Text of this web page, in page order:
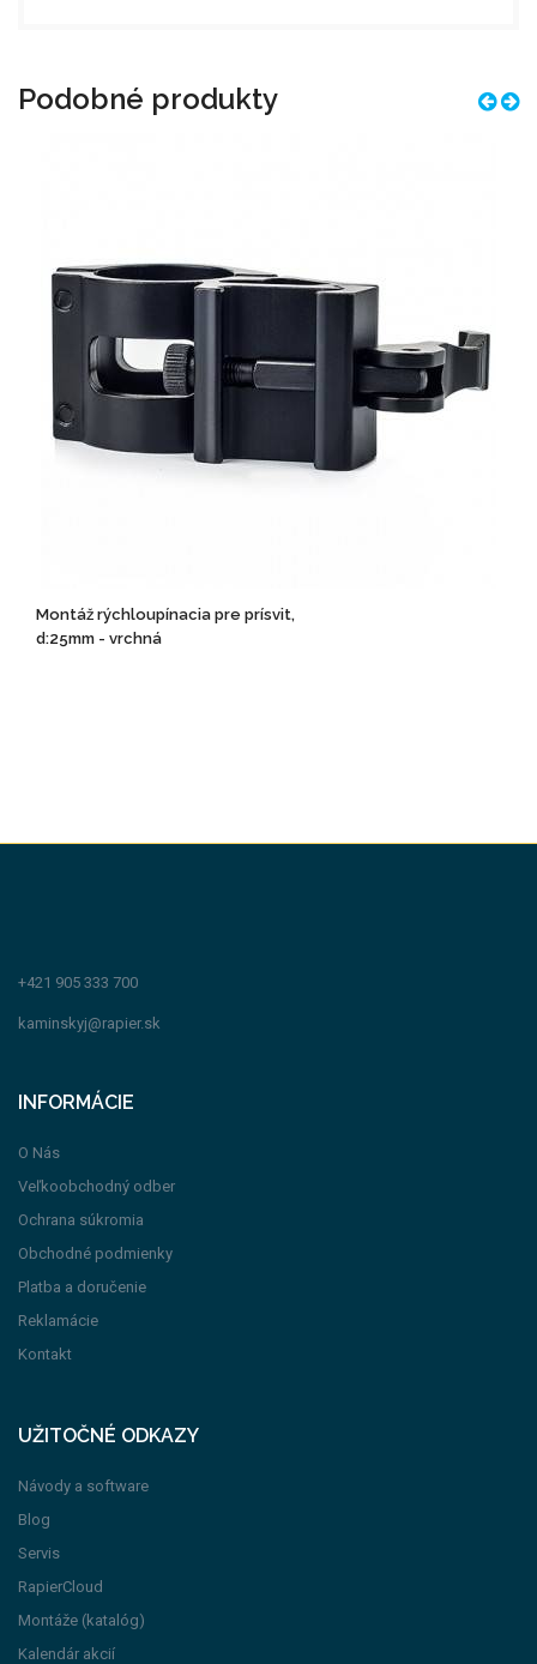
Podobné produkty
Montáž rýchloupínacia pre prísvit,
d:25mm - vrchná
+421 905 333 700
kaminskyj@rapier.sk
INFORMÁCIE
O Nás
Veľkoobchodný odber
Ochrana súkromia
Obchodné podmienky
Platba a doručenie
Reklamácie
Kontakt
UŽITOČNÉ ODKAZY
Návody a software
Blog
Servis
RapierCloud
Montáže (katalóg)
Kalendár akcií